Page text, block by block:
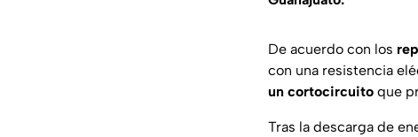
De acuerdo con los
con una resistencia
un cortocircuito que
Tras la descarga de